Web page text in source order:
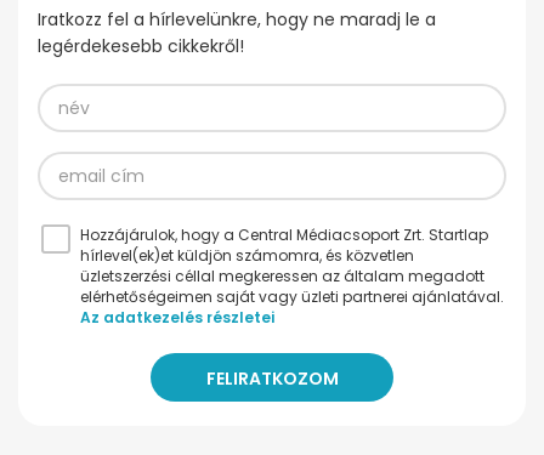
Iratkozz fel a hírlevelünkre, hogy ne maradj le a
legérdekesebb cikkekről!
Hozzájárulok, hogy a Central Médiacsoport Zrt. Startlap
hírlevel(ek)et küldjön számomra, és közvetlen
üzletszerzési céllal megkeressen az általam megadott
elérhetőségeimen saját vagy üzleti partnerei ajánlatával.
Az adatkezelés részletei